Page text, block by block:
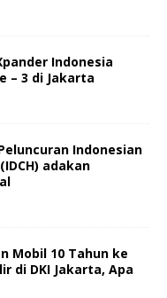
Indonesia
– 3 di Jakarta
Indonesian
adakan
Mobil 10 Tahun ke
di DKI Jakarta, Apa